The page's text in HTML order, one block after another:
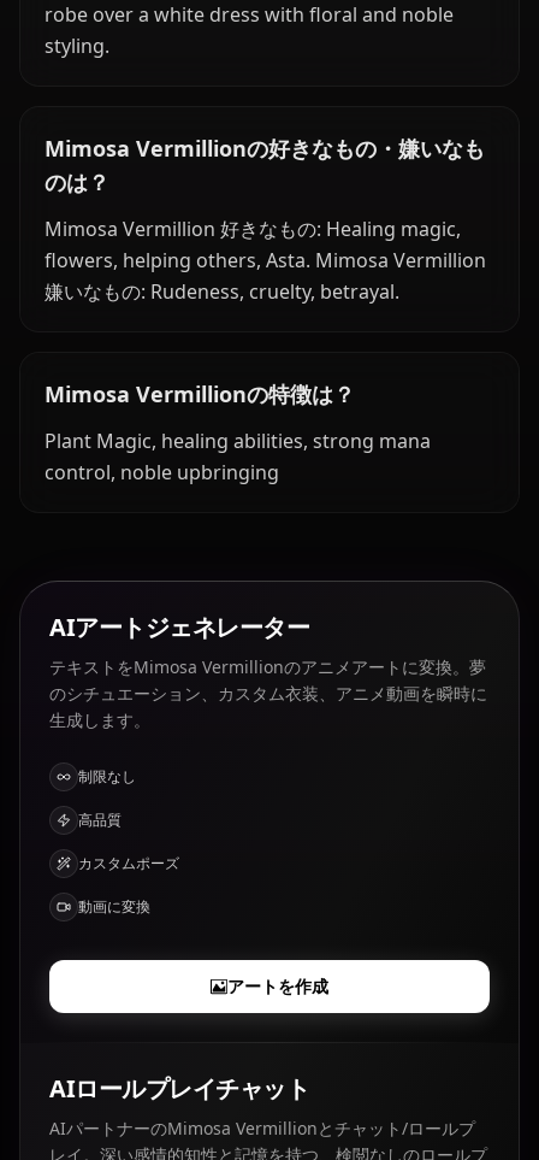
robe over a white dress with floral and noble
styling.
Mimosa Vermillionの好きなもの・嫌いなも
のは？
Mimosa Vermillion 好きなもの: Healing magic,
flowers, helping others, Asta. Mimosa Vermillion
嫌いなもの: Rudeness, cruelty, betrayal.
Mimosa Vermillionの特徴は？
Plant Magic, healing abilities, strong mana
control, noble upbringing
AIアートジェネレーター
テキストをMimosa Vermillionのアニメアートに変換。夢
のシチュエーション、カスタム衣装、アニメ動画を瞬時に
生成します。
制限なし
高品質
カスタムポーズ
動画に変換
アートを作成
AIロールプレイチャット
AIパートナーのMimosa Vermillionとチャット/ロールプ
レイ。深い感情的知性と記憶を持つ、検閲なしのロールプ